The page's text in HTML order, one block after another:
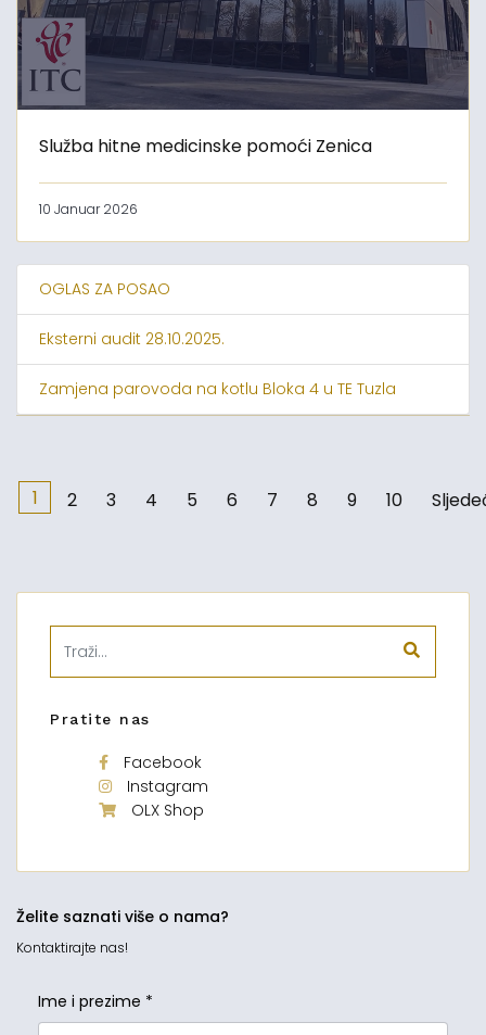
Služba hitne medicinske pomoći Zenica
10 Januar 2026
OGLAS ZA POSAO
Eksterni audit 28.10.2025.
Zamjena parovoda na kotlu Bloka 4 u TE Tuzla
1 2 3 4 5 6 7 8 9 10
Pratite nas
Facebook
Instagram
OLX Shop
Želite saznati više o nama?
Kontaktirajte nas!
Ime i prezime *